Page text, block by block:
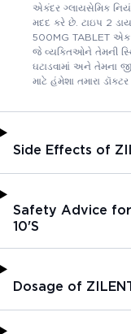
એકંદર ગ્લાયસેમિક
મદદ કરે છે. ટાઇપ 2
500MG TABLET એક
જે વ્યક્તિઓને તેમની
ઘટાડવામાં અને તેમના
માટે હંમેશા તમારા
Side Effects of
Safety Advice for
10'S
Dosage of